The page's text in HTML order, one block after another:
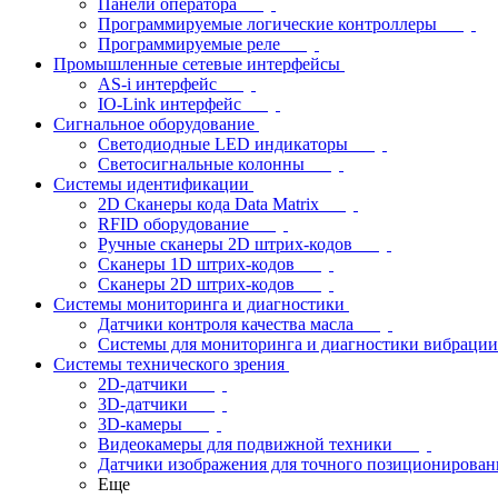
Панели оператора
Программируемые логические контроллеры
Программируемые реле
Промышленные сетевые интерфейсы
AS-i интерфейс
IO-Link интерфейс
Сигнальное оборудование
Светодиодные LED индикаторы
Светосигнальные колонны
Системы идентификации
2D Сканеры кода Data Matrix
RFID оборудование
Ручные сканеры 2D штрих-кодов
Сканеры 1D штрих-кодов
Сканеры 2D штрих-кодов
Системы мониторинга и диагностики
Датчики контроля качества масла
Системы для мониторинга и диагностики вибрации
Системы технического зрения
2D-датчики
3D-датчики
3D-камеры
Видеокамеры для подвижной техники
Датчики изображения для точного
Еще